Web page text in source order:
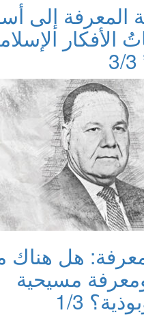
المعرفة إلى
الأفكار
هل هناك
مسيحية
1/3